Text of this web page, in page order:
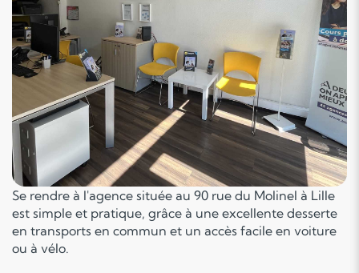
Se rendre à l'agence située au 90 rue du Molinel à Lille
est simple et pratique, grâce à une excellente desserte
en transports en commun et un accès facile en voiture
ou à vélo.